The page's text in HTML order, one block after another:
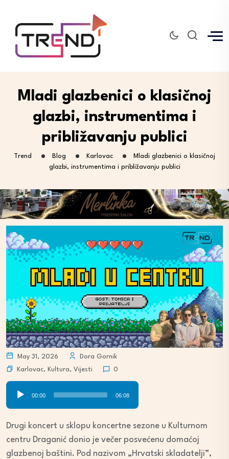
Mladi glazbenici o klasičnoj
glazbi, instrumentima i
približavanju publici
Trend Blog Karlovac
Mladi glazbenici o klasičnoj
glazbi, instrumentima i približavanju publici
May 31, 2026
Dora Gornik
Karlovac, Kultura, Vijesti 0
00:00 06:08
Drugi koncert u sklopu koncertne sezone u Kulturnom
centru Draganić donio je večer posvećenu domaćoj
glazbenoj baštini. Pod nazivom „Hrvatski skladatelji”,